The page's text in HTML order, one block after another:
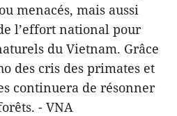
menacés, mais aussi
l’effort national pour
du Vietnam. Grâce
des cris des primates et
continuera de résonner
- VNA